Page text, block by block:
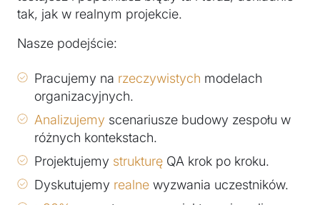
tak, jak w realnym projekcie.
Nasze podejście:
Pracujemy na rzeczywistych modelach
organizacyjnych.
Analizujemy scenariusze budowy zespołu w
różnych kontekstach.
Projektujemy strukturę QA krok po kroku.
Dyskutujemy realne wyzwania uczestników.